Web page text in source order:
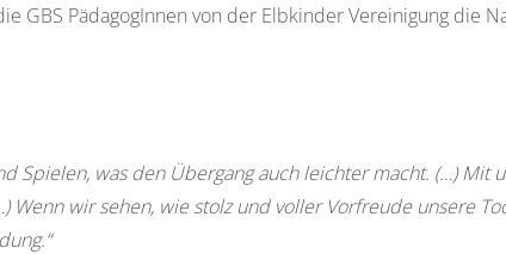
GBS PädagogInnen von der Elbkinder Vereinigung die
Spielen, was den Übergang auch leichter macht. (…) Mit
wir sehen, wie stolz und voller Vorfreude unsere